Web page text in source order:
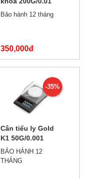
Bảo hành 12 tháng
350,000đ
520,000đ
-35%
Cân tiểu ly Gold
K1 50G/0.001
BẢO HÀNH 12
THÁNG